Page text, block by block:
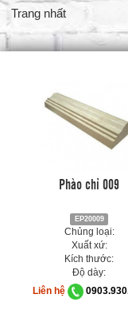
Trang nhất
Phào chỉ 009
EP20009
Chủng loại:
Xuất xứ:
Kích thước:
Độ dày:
Liên hệ